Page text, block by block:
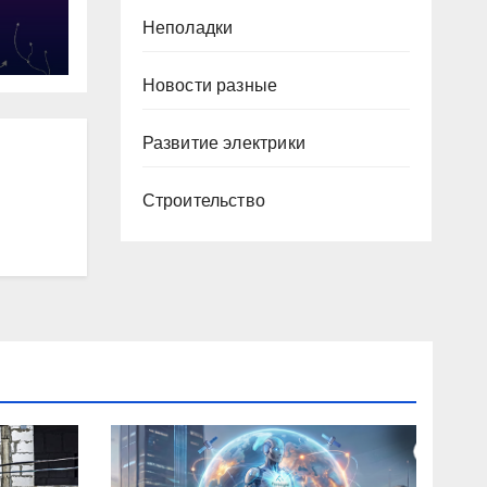
Неполадки
Новости разные
Развитие электрики
Строительство